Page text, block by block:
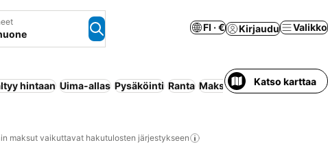
FI · € Kirjaudu Valikko
hintaan Uima-allas Pysäköinti Ranta Maksuton peruutus
Katso karttaa
maksut vaikuttavat hakutulosten järjestykseen